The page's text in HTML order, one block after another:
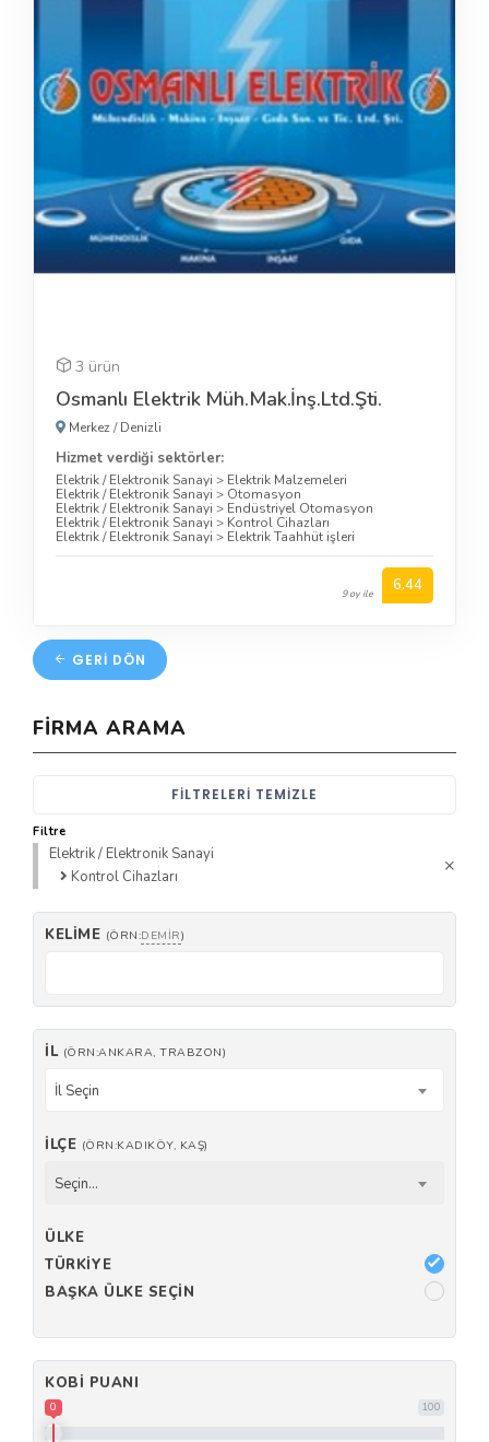
3 ürün
Osmanlı Elektrik Müh.Mak.İnş.Ltd.Şti.
Merkez/Denizli
Hizmet verdiği sektörler:
Elektrik / Elektronik Sanayi > Elektrik Malzemeleri
Elektrik / Elektronik Sanayi > Otomasyon
Elektrik / Elektronik Sanayi > Endüstriyel Otomasyon
Elektrik / Elektronik Sanayi > Kontrol Cihazları
Elektrik / Elektronik Sanayi > Elektrik Taahhüt işleri
9 oy ile 6.44
GERI DÖN
FIRMA ARAMA
FILTRELERI TEMIZLE
Filtre
Elektrik / Elektronik Sanayi
Kontrol Cihazları
KELIME (ÖRN:DEMIR)
İL (ÖRN:ANKARA, TRABZON)
İl Seçin
İLÇE (ÖRN:KADIKÖY, KAŞ)
Seçin...
ÜLKE
TÜRKIYE
BAŞKA ÜLKE SEÇIN
KOBI PUANI
100
0